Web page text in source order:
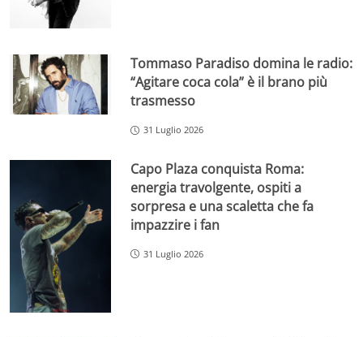
Tommaso Paradiso domina le radio:
“Agitare coca cola” è il brano più
trasmesso
31 Luglio 2026
Capo Plaza conquista Roma:
energia travolgente, ospiti a
sorpresa e una scaletta che fa
impazzire i fan
31 Luglio 2026